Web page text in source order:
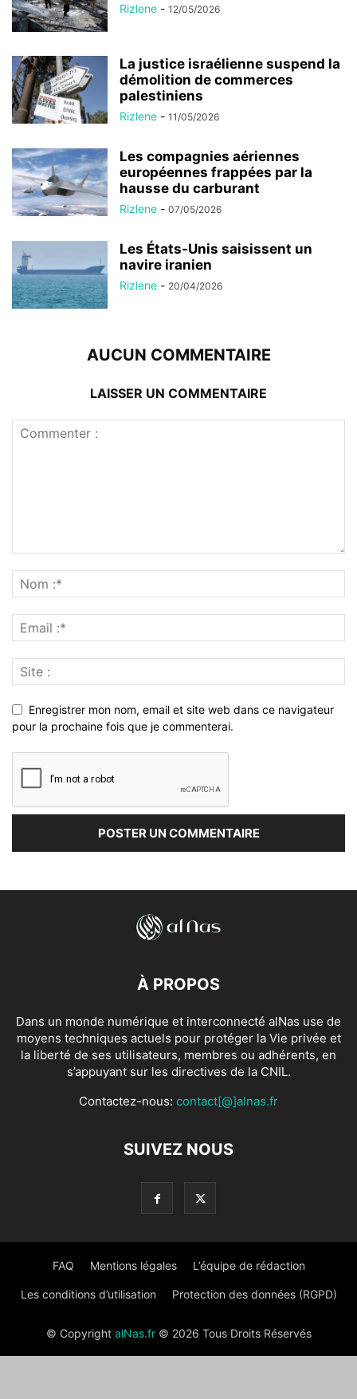
Rizlene - 12/05/2026
La justice israélienne suspend la
démolition de commerces
palestiniens
Rizlene - 11/05/2026
Les compagnies aériennes
européennes frappées par la
hausse du carburant
Rizlene - 07/05/2026
Les États-Unis saisissent un
navire iranien
Rizlene - 20/04/2026
AUCUN COMMENTAIRE
LAISSER UN COMMENTAIRE
Enregistrer mon nom, email et site web dans ce navigateur
pour la prochaine fois que je commenterai.
À PROPOS
Dans un monde numérique et interconnecté alNas use de
moyens techniques actuels pour protéger la Vie privée et
la liberté de ses utilisateurs, membres ou adhérents, en
s’appuyant sur les directives de la CNIL.
Contactez-nous: contact[@]alnas.fr
SUIVEZ NOUS
FAQ Mentions légales L’équipe de rédaction
Les conditions d’utilisation Protection des données (RGPD)
© Copyright alNas.fr© 2026 Tous Droits Réservés